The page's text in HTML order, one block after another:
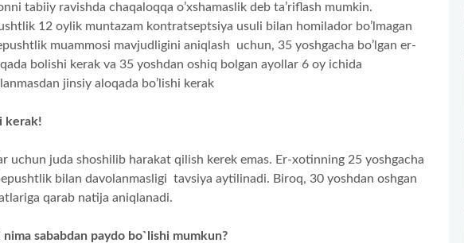
tabiiy ravishda chaqaloqqa o’xshamaslik deb ta’riflash mumkin.
12 oylik muntazam kontratseptsiya usuli bilan homilador bo’lmagan
muammosi mavjudligini aniqlash uchun, 35 yoshgacha bo’lgan er-
bolishi kerak va 35 yoshdan oshiq bolgan ayollar 6 oy ichida
jinsiy aloqada bo’lishi kerak
kerak!
uchun juda shoshilib harakat qilish kerek emas. Er-xotinning 25 yoshgacha
bilan davolanmasligi tavsiya aytilinadi. Biroq, 30 yoshdan oshgan
qarab natija aniqlanadi.
sababdan paydo bo`lishi mumkun?